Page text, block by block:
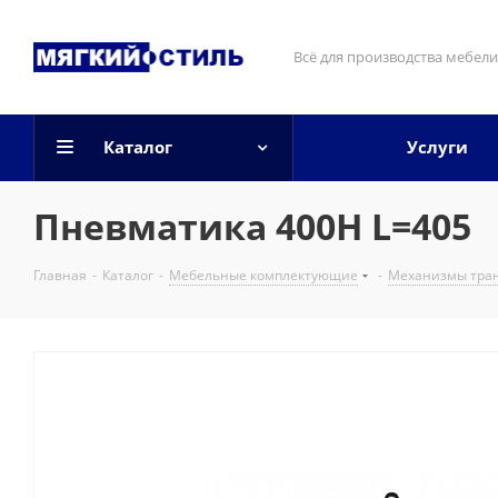
Всё для производства мебели
Каталог Услуги
Пневматика 400H L=405
Главная - Каталог - Мебельные комплектующие - Механизмы